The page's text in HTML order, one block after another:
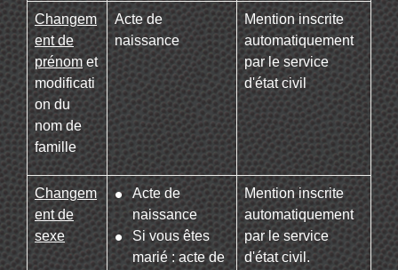
Changem
ent de
prénom et
modificati
on du
nom de
famille
Acte de
naissance
Mention inscrite
automatiquement
par le service
d'état civil
Changem
ent de
sexe
Acte de
naissance
Si vous êtes
marié : acte de
Mention inscrite
automatiquement
par le service
d'état civil.